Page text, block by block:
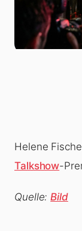
Helene
Talkshow-
Quelle:Bild